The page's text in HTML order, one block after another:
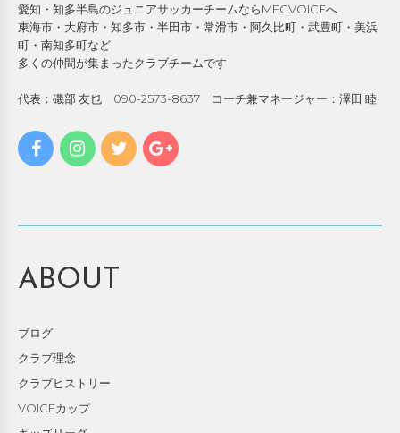
愛知・知多半島のジュニアサッカーチームならMFCVOICEへ
東海市・大府市・知多市・半田市・常滑市・阿久比町・武豊町・美浜
町・南知多町など
多くの仲間が集まったクラブチームです
代表：磯部 友也 090-2573-8637 コーチ兼マネージャー：澤田 睦
ABOUT
ブログ
クラブ理念
クラブヒストリー
VOICEカップ